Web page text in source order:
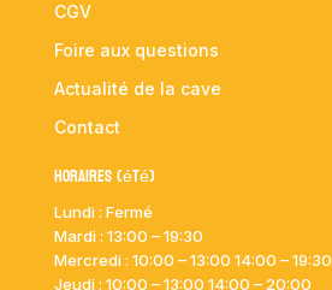
CGV
Foire aux questions
Actualité de la cave
Contact
Horaires (été)
Lundi : Fermé
Mardi : 13:00 – 19:30
Mercredi : 10:00 – 13:00 14:00 – 19:30
Jeudi : 10:00 – 13:00 14:00 – 20:00